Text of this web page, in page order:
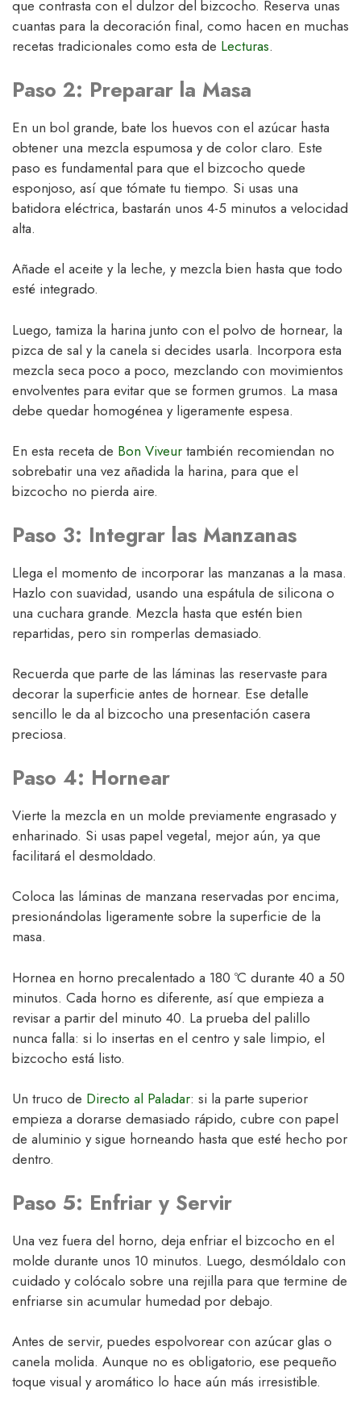
que contrasta con el dulzor del bizcocho. Reserva unas
cuantas para la decoración final, como hacen en muchas
recetas tradicionales como esta de Lecturas.
Paso 2: Preparar la Masa
En un bol grande, bate los huevos con el azúcar hasta
obtener una mezcla espumosa y de color claro. Este
paso es fundamental para que el bizcocho quede
esponjoso, así que tómate tu tiempo. Si usas una
batidora eléctrica, bastarán unos 4-5 minutos a velocidad
alta.
Añade el aceite y la leche, y mezcla bien hasta que todo
esté integrado.
Luego, tamiza la harina junto con el polvo de hornear, la
pizca de sal y la canela si decides usarla. Incorpora esta
mezcla seca poco a poco, mezclando con movimientos
envolventes para evitar que se formen grumos. La masa
debe quedar homogénea y ligeramente espesa.
En esta receta de Bon Viveur también recomiendan no
sobrebatir una vez añadida la harina, para que el
bizcocho no pierda aire.
Paso 3: Integrar las Manzanas
Llega el momento de incorporar las manzanas a la masa.
Hazlo con suavidad, usando una espátula de silicona o
una cuchara grande. Mezcla hasta que estén bien
repartidas, pero sin romperlas demasiado.
Recuerda que parte de las láminas las reservaste para
decorar la superficie antes de hornear. Ese detalle
sencillo le da al bizcocho una presentación casera
preciosa.
Paso 4: Hornear
Vierte la mezcla en un molde previamente engrasado y
enharinado. Si usas papel vegetal, mejor aún, ya que
facilitará el desmoldado.
Coloca las láminas de manzana reservadas por encima,
presionándolas ligeramente sobre la superficie de la
masa.
Hornea en horno precalentado a 180 ºC durante 40 a 50
minutos. Cada horno es diferente, así que empieza a
revisar a partir del minuto 40. La prueba del palillo
nunca falla: si lo insertas en el centro y sale limpio, el
bizcocho está listo.
Un truco de Directo al Paladar: si la parte superior
empieza a dorarse demasiado rápido, cubre con papel
de aluminio y sigue horneando hasta que esté hecho por
dentro.
Paso 5: Enfriar y Servir
Una vez fuera del horno, deja enfriar el bizcocho en el
molde durante unos 10 minutos. Luego, desmóldalo con
cuidado y colócalo sobre una rejilla para que termine de
enfriarse sin acumular humedad por debajo.
Antes de servir, puedes espolvorear con azúcar glas o
canela molida. Aunque no es obligatorio, ese pequeño
toque visual y aromático lo hace aún más irresistible.